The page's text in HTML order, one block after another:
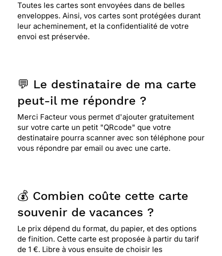
Toutes les cartes sont envoyées dans de belles
enveloppes. Ainsi, vos cartes sont protégées durant
leur acheminement, et la confidentialité de votre
envoi est préservée.
💬 Le destinataire de ma carte
peut-il me répondre ?
Merci Facteur vous permet d'ajouter gratuitement
sur votre carte un petit "QRcode" que votre
destinataire pourra scanner avec son téléphone pour
vous répondre par email ou avec une carte.
💰 Combien coûte cette carte
souvenir de vacances ?
Le prix dépend du format, du papier, et des options
de finition. Cette carte est proposée à partir du tarif
de 1 €. Libre à vous ensuite de choisir les